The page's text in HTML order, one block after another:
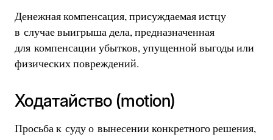
Денежная компенсация, присуждаемая истцу
в случае выигрыша дела, предназначенная
для компенсации убытков, упущенной выгоды или
физических повреждений.
Ходатайство (motion)
Просьба к суду о вынесении конкретного решения,